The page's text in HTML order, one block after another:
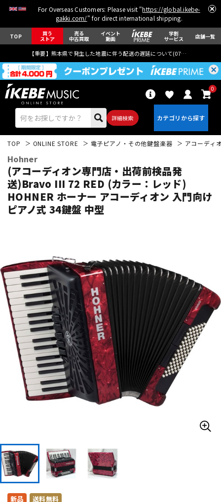
For Overseas Customers: Please visit "https://global.ikebe-
gakki.com/" for direct international shipping.
TOP 買う
ストア
売る
中古買取
イベント
動画
学割
サービス 店舗一覧
【重要】熊本県で発生した地震に伴う配送の遅延について(07月29日
詳細検索
0
エレキギター アコギ/エレアコ
ドラム パーカッション
キーボード 電子ピアノ
管楽器 その他楽器
アンプ エフェクター
DTM オンライン納品
TOP ONLINE STORE 電子ピアノ・その他鍵盤楽器 アコーディ
Hohner
(アコーディオン専門店・出荷前検品発
送)Bravo III 72 RED (カラー：レッド)
HOHNER ホーナー アコーディオン 入門向け
ピアノ式 34鍵盤 中型
新品 送料無料